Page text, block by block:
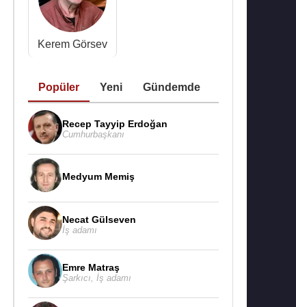
Kerem Görsev
Popüler Yeni Gündemde
Recep Tayyip Erdoğan
Cumhurbaşkanı
Medyum Memiş
Necat Gülseven
İş adamı
Emre Matraş
Şarkıcı İş adamı